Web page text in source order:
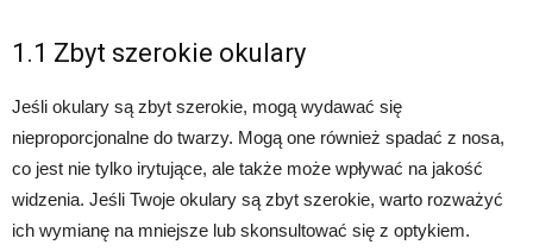
1.1 Zbyt szerokie okulary
Jeśli okulary są zbyt szerokie, mogą wydawać się
nieproporcjonalne do twarzy. Mogą one również spadać z nosa,
co jest nie tylko irytujące, ale także może wpływać na jakość
widzenia. Jeśli Twoje okulary są zbyt szerokie, warto rozważyć
ich wymianę na mniejsze lub skonsultować się z optykiem.